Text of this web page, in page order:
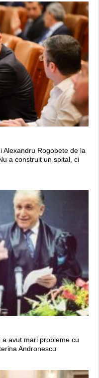
Alexandru Rogobete de la
a construit un spital, ci
avut mari probleme cu
Andronescu